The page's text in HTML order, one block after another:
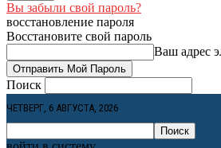
Вы забыли свой пароль?
восстановление пароля
Восстановите свой пароль
Ваш адрес
Поиск
ЧЕТВЕРГ, 6 АВГУСТА, 2026